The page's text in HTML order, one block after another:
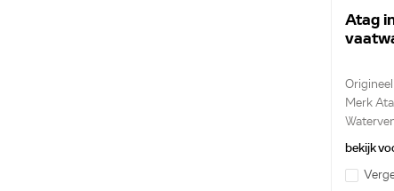
Atag
Merk
bekijk